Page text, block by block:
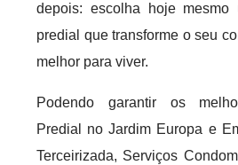
depois: escolha hoje mesmo
predial que transforme o seu
melhor para viver.
Podendo garantir os
Predial no Jardim Europa e
Terceirizada, Serviços